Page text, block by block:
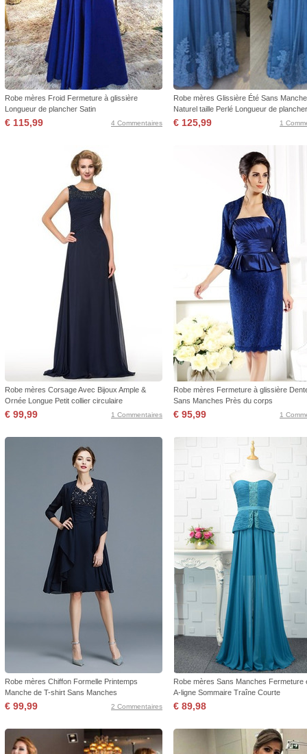
Robe mères Froid Fermeture à glissière
Longueur de plancher Satin
€ 115,99 4 Commentaires
Robe mères Glissière Été Sans
Naturel taille Perlé Longueur de plancher
€ 125,99 1
Robe mères Corsage Avec Bijoux Ample &
Ornée Longue Petit collier circulaire
€ 99,99 1 Commentaires
Robe mères Fermeture à glissière
Sans Manches Près du corps
€ 95,99 1
Robe mères Chiffon Formelle Printemps
Manche de T-shirt Sans Manches
€ 99,99 2 Commentaires
Robe mères Sans Manches Fermeture
A-ligne Sommaire Traîne Courte
€ 89,98